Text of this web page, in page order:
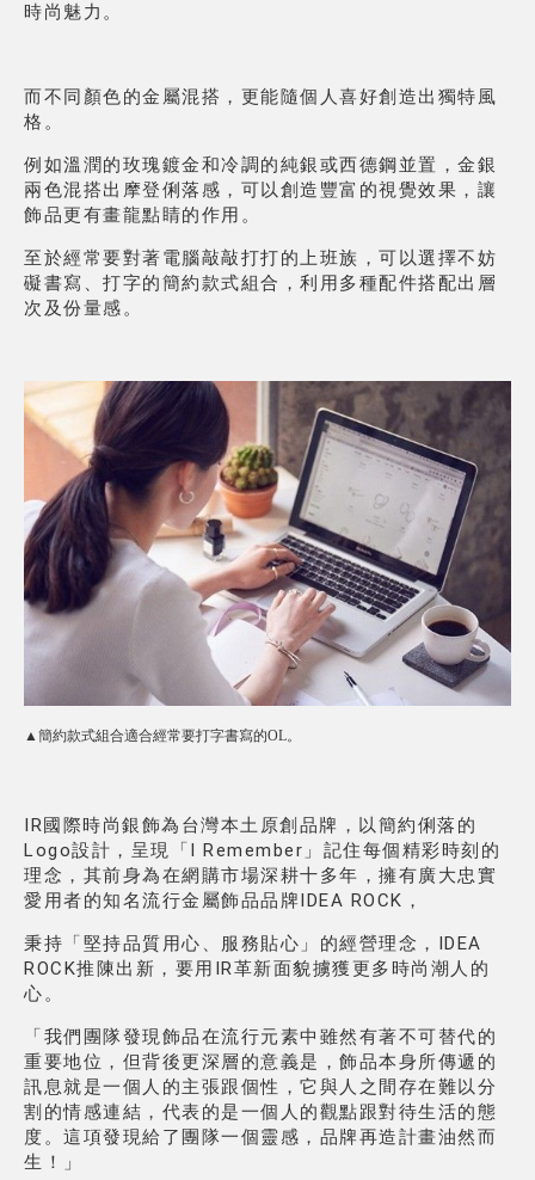
時尚魅力。
而不同顏色的金屬混搭，更能隨個人喜好創造出獨特風
格。
例如溫潤的玫瑰鍍金和冷調的純銀或西德鋼並置，金銀
兩色混搭出摩登俐落感，可以創造豐富的視覺效果，讓
飾品更有畫龍點睛的作用。
至於經常要對著電腦敲敲打打的上班族，可以選擇不妨
礙書寫、打字的簡約款式組合，利用多種配件搭配出層
次及份量感。
▲簡約款式組合適合經常要打字書寫的OL。
IR國際時尚銀飾為台灣本土原創品牌，以簡約俐落的
Logo設計，呈現「I Remember」記住每個精彩時刻的
理念， 其前身為在網購市場深耕十多年，擁有廣大忠實
愛用者的知名流行金屬飾品品牌IDEA ROCK，
秉持「堅持品質用心、服務貼心」的經營理念， IDEA
ROCK推陳出新，要用IR革新面貌擄獲更多時尚潮人的
心。
「我們團隊發現飾品在流行元素中雖然有著不可替代的
重要地位，但背後更深層的意義是， 飾品本身所傳遞的
訊息就是一個人的主張跟個性， 它與人之間存在難以分
割的情感連結， 代表的是一個人的觀點跟對待生活的態
度。這項發現給了團隊一個靈感，品牌再造計畫油然而
生！」